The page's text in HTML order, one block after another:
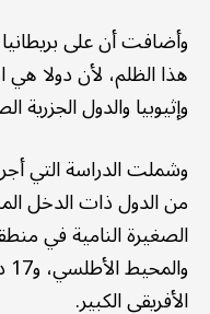
وأضافت أن على
هذا الظلم، لأن دولا هي
وإثيوبيا والدول
الصغيرة النامية في
الأفريقي الكبير.